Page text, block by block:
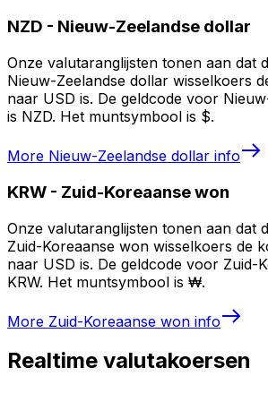
NZD - Nieuw-Zeelandse dollar
Onze valutaranglijsten tonen aan dat
Nieuw-Zeelandse dollar wisselkoers
naar USD is. De geldcode voor
is NZD. Het muntsymbool is $.
More Nieuw-Zeelandse dollar info
KRW - Zuid-Koreaanse won
Onze valutaranglijsten tonen aan dat
Zuid-Koreaanse won wisselkoers de
naar USD is. De geldcode voor Zuid-
KRW. Het muntsymbool is ₩.
More Zuid-Koreaanse won info
Realtime valutakoersen